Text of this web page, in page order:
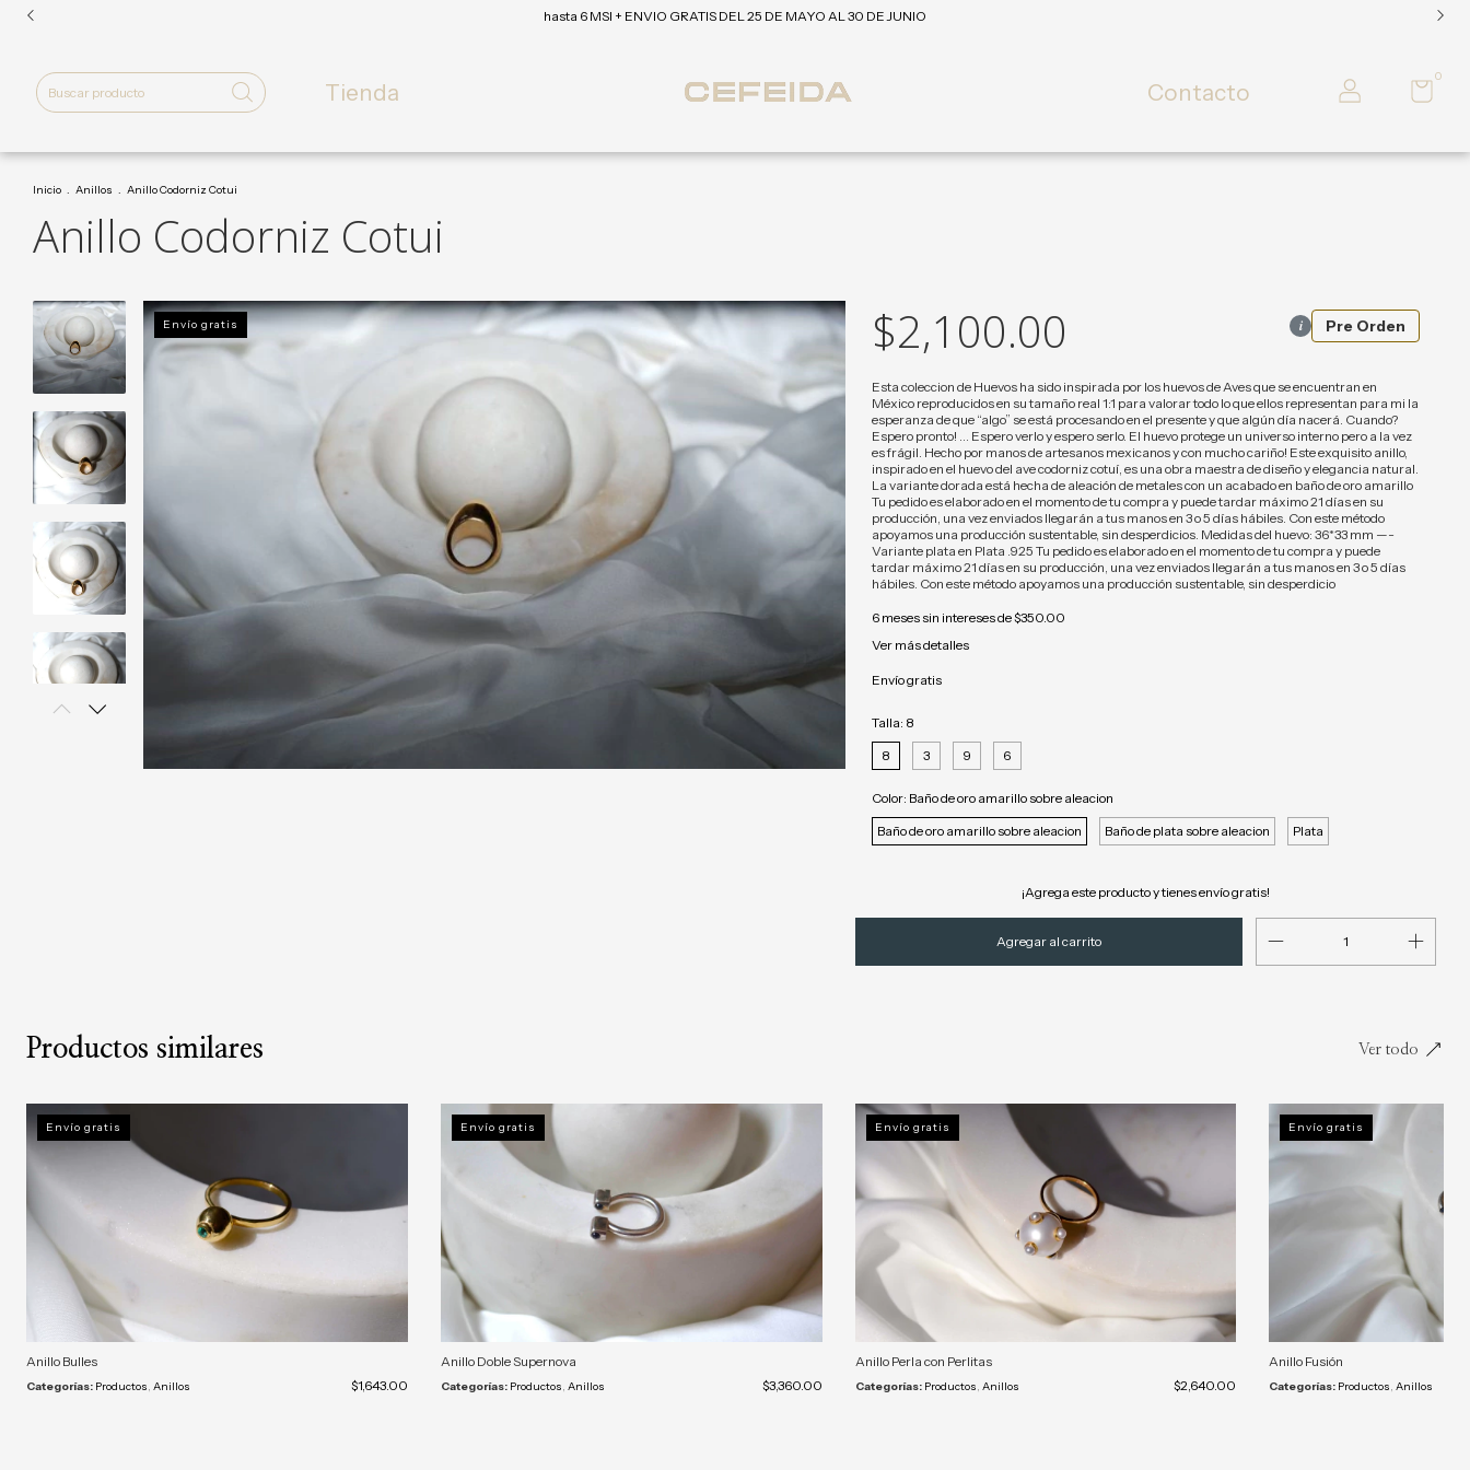
hasta 6 MSI + ENVIO GRATIS DEL 25 DE MAYO AL 30 DE JUNIO
Tienda Contacto
0
Inicio . Anillos . Anillo Codorniz Cotui
Anillo Codorniz Cotui
Envío gratis $2,100.00 i Pre Orden
Esta coleccion de Huevos ha sido inspirada por los huevos de Aves que se encuentran en
México reproducidos en su tamaño real 1:1 para valorar todo lo que ellos representan para mi la
esperanza de que “algo” se está procesando en el presente y que algún día nacerá. Cuando?
Espero pronto! … Espero verlo y espero serlo. El huevo protege un universo interno pero a la vez
es frágil. Hecho por manos de artesanos mexicanos y con mucho cariño! Este exquisito anillo,
inspirado en el huevo del ave codorniz cotuí, es una obra maestra de diseño y elegancia natural.
La variante dorada está hecha de aleación de metales con un acabado en baño de oro amarillo
Tu pedido es elaborado en el momento de tu compra y puede tardar máximo 21 días en su
producción, una vez enviados llegarán a tus manos en 3 o 5 días hábiles. Con este método
apoyamos una producción sustentable, sin desperdicios. Medidas del huevo: 36*33 mm —-
Variante plata en Plata .925 Tu pedido es elaborado en el momento de tu compra y puede
tardar máximo 21 días en su producción, una vez enviados llegarán a tus manos en 3 o 5 días
hábiles. Con este método apoyamos una producción sustentable, sin desperdicio
6 meses sin intereses de$350.00
Ver más detalles
Envío gratis
Talla: 8
8
3 9 6
Color: Baño de oro amarillo sobre aleacion
Baño de oro amarillo sobre aleacion
Baño de plata sobre aleacion Plata
¡Agrega este producto ytienes envío gratis!
Productos similares Ver todo
Envío gratis
Anillo Bulles
Categorías: Productos, Anillos $1,643.00
Envío gratis
Anillo Doble Supernova
Categorías: Productos, Anillos $3,360.00
Envío gratis
Anillo Perla con Perlitas
Categorías: Productos, Anillos $2,640.00
Envío gratis
Anillo Fusión
Categorías: Productos,Anillos